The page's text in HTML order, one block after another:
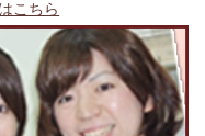
こちら